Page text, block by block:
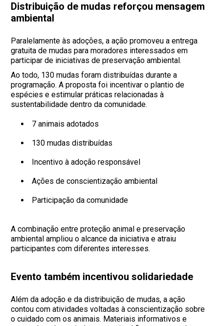
Distribuição de mudas reforçou mensagem
ambiental
Paralelamente às adoções, a ação promoveu a entrega
gratuita de mudas para moradores interessados em
participar de iniciativas de preservação ambiental.
Ao todo, 130 mudas foram distribuídas durante a
programação. A proposta foi incentivar o plantio de
espécies e estimular práticas relacionadas à
sustentabilidade dentro da comunidade.
7 animais adotados
130 mudas distribuídas
Incentivo à adoção responsável
Ações de conscientização ambiental
Participação da comunidade
A combinação entre proteção animal e preservação
ambiental ampliou o alcance da iniciativa e atraiu
participantes com diferentes interesses.
Evento também incentivou solidariedade
Além da adoção e da distribuição de mudas, a ação
contou com atividades voltadas à conscientização sobre
o cuidado com os animais. Materiais informativos e